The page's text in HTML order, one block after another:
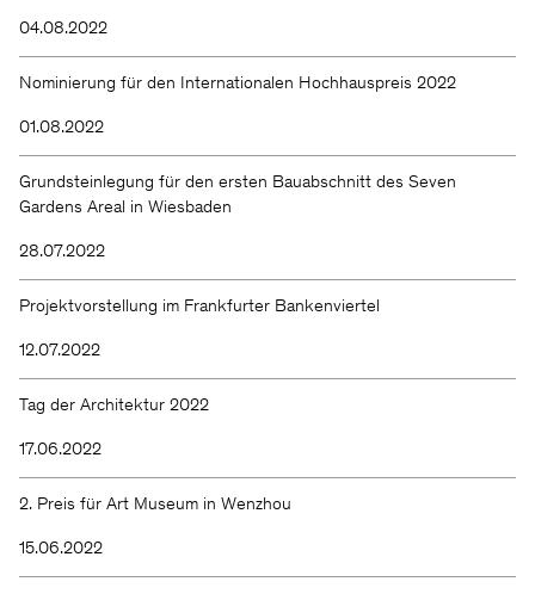
04.08.2022
Nominierung für den Internationalen Hochhauspreis 2022
01.08.2022
Grundsteinlegung für den ersten Bauabschnitt des Seven
Gardens Areal in Wiesbaden
28.07.2022
Projektvorstellung im Frankfurter Bankenviertel
12.07.2022
Tag der Architektur 2022
17.06.2022
2. Preis für Art Museum in Wenzhou
15.06.2022